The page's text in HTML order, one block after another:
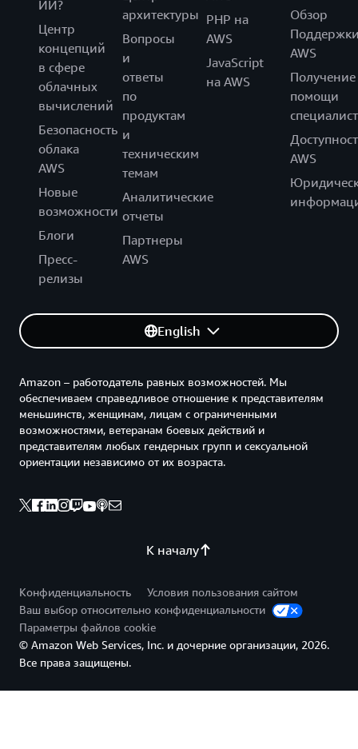
ИИ?
Центр
концепций
в сфере
облачных
вычислений
Безопасность
облака
AWS
Новые
возможности
Блоги
Пресс-
релизы
архитектуры
Вопросы
и
ответы
по
продуктам
и
техническим
темам
Аналитические
отчеты
Партнеры
AWS
PHP на
AWS
JavaScript
на AWS
Обзор
AWS
Получение
помощи
AWS
English
К началу
Amazon – работодатель равных возможностей. Мы
обеспечиваем справедливое отношение к представителям
меньшинств, женщинам, лицам с ограниченными
возможностями, ветеранам боевых действий и
представителям любых гендерных групп и сексуальной
ориентации независимо от их возраста.
Конфиденциальность
Условия пользования сайтом
Ваш выбор относительно конфиденциальности
Параметры файлов cookie
© Amazon Web Services, Inc. и дочерние организации, 2026.
Все права защищены.